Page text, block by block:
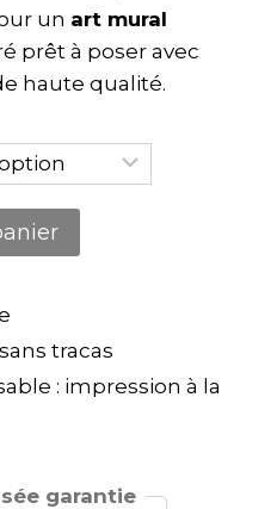
un art mural
prêt à poser avec
haute qualité.
tracas
: impression à la
garantie